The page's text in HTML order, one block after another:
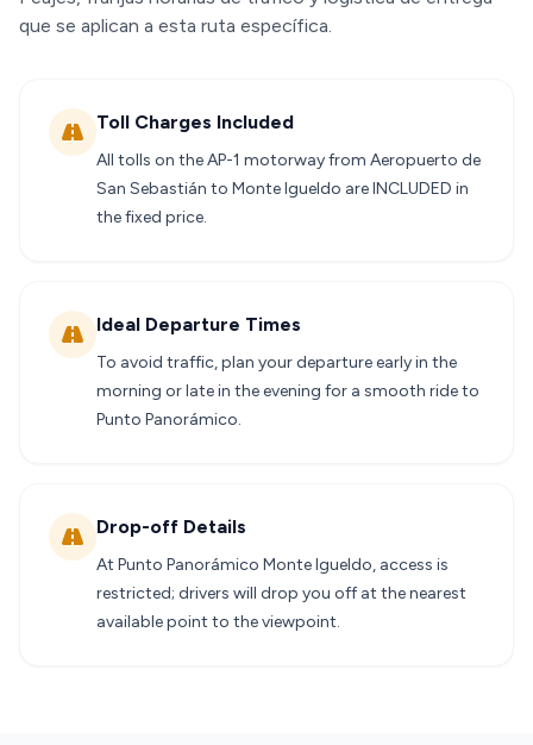
que se aplican a esta ruta específica.
Toll Charges Included
All tolls on the AP-1 motorway from Aeropuerto de
San Sebastián to Monte Igueldo are INCLUDED in
the fixed price.
Ideal Departure Times
To avoid traffic, plan your departure early in the
morning or late in the evening for a smooth ride to
Punto Panorámico.
Drop-off Details
At Punto Panorámico Monte Igueldo, access is
restricted; drivers will drop you off at the nearest
available point to the viewpoint.